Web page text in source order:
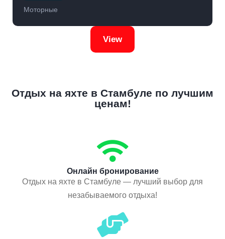
Моторные
View
Отдых на яхте в Стамбуле по лучшим
ценам!
Онлайн бронирование
Отдых на яхте в Стамбуле — лучший выбор для
незабываемого отдыха!